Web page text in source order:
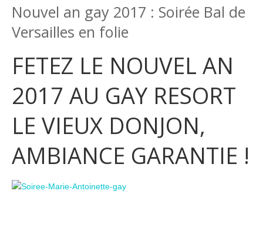
Nouvel an gay 2017 : Soirée Bal de
Versailles en folie
FETEZ LE NOUVEL AN
2017 AU GAY RESORT
LE VIEUX DONJON,
AMBIANCE GARANTIE !